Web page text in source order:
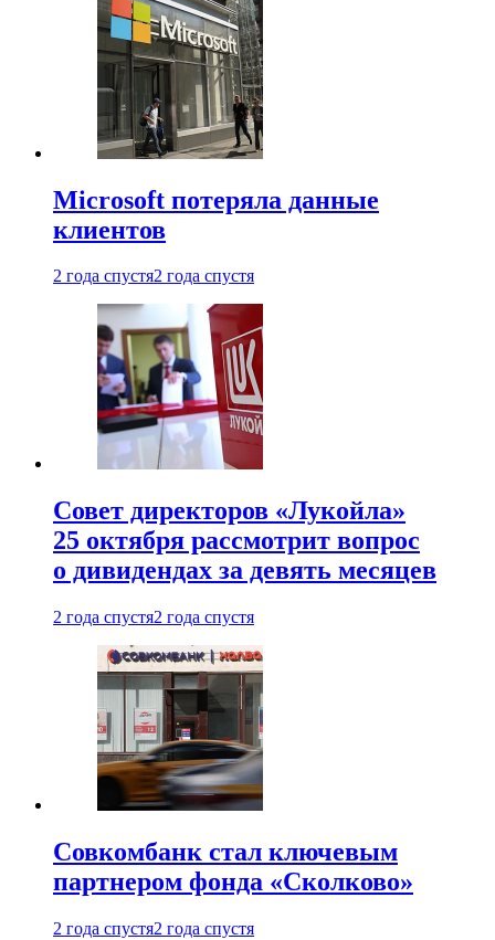
Microsoft потеряла данные
клиентов
2 года спустя2 года спустя
Совет директоров «Лукойла»
25 октября рассмотрит вопрос
о дивидендах за девять месяцев
2 года спустя2 года спустя
Совкомбанк стал ключевым
партнером фонда «Сколково»
2 года спустя2 года спустя